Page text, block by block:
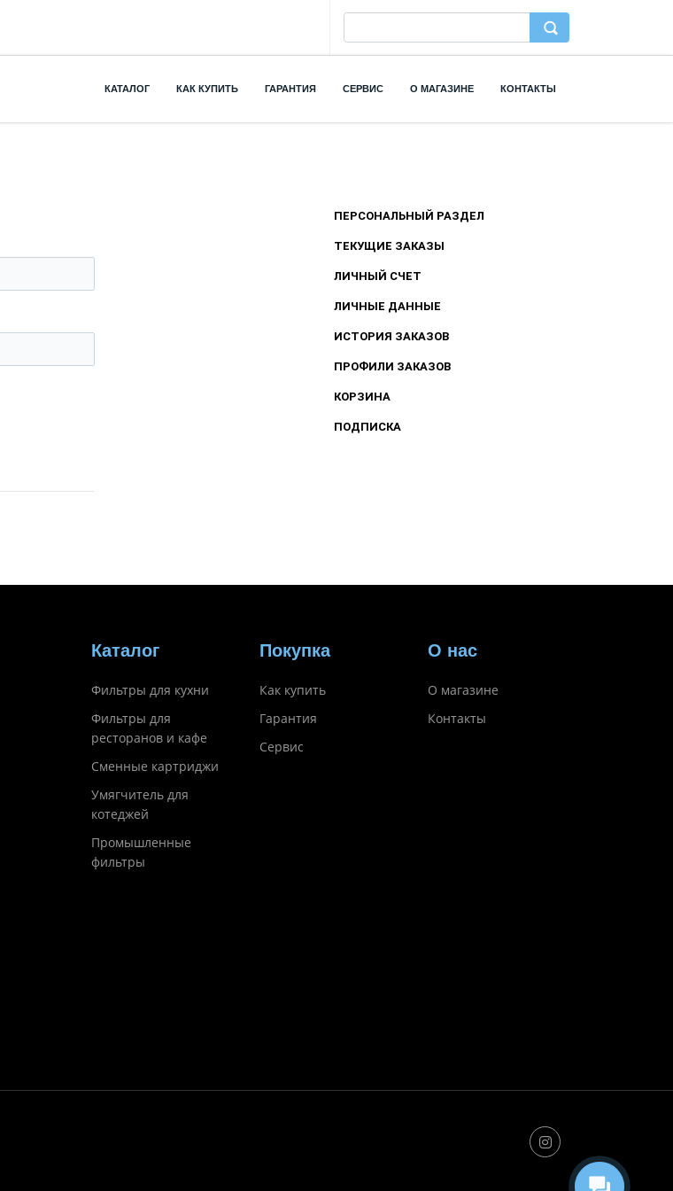
КАТАЛОГ КАК КУПИТЬ ГАРАНТИЯ СЕРВИС О МАГАЗИНЕ КОНТАКТЫ
ПЕРСОНАЛЬНЫЙ РАЗДЕЛ
ТЕКУЩИЕ ЗАКАЗЫ
ЛИЧНЫЙ СЧЕТ
ЛИЧНЫЕ ДАННЫЕ
ИСТОРИЯ ЗАКАЗОВ
ПРОФИЛИ ЗАКАЗОВ
КОРЗИНА
ПОДПИСКА
Каталог
Фильтры для кухни
Фильтры для
ресторанов и кафе
Сменные картриджи
Умягчитель для
котеджей
Промышленные
фильтры
Покупка
Как купить
Гарантия
Сервис
О нас
О магазине
Контакты